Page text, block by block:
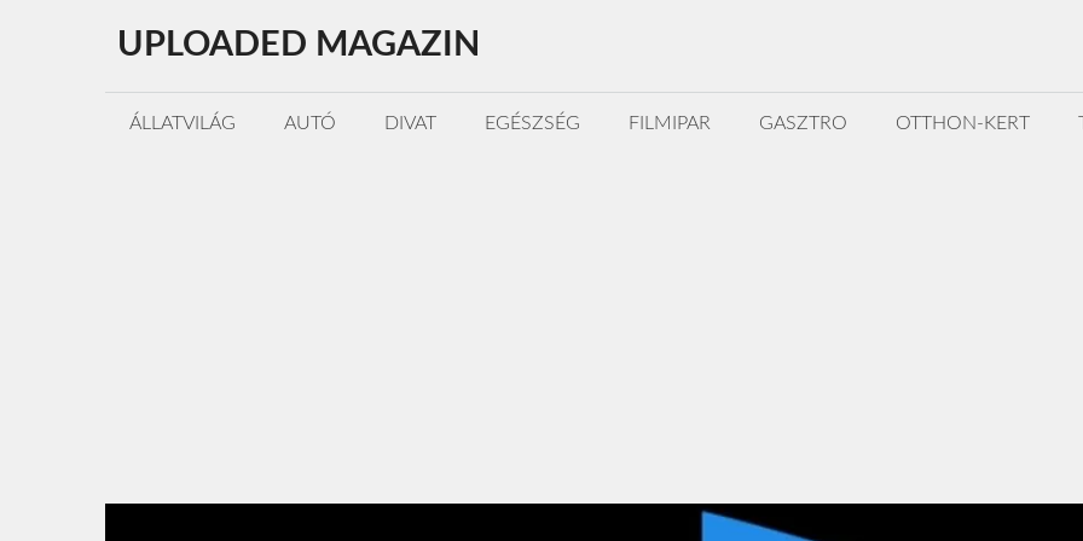
tartalomba
UPLOADED MAGAZIN
ÁLLATVILÁG AUTÓ DIVAT EGÉSZSÉG FILMIPAR GASZTRO OTTHON-KERT